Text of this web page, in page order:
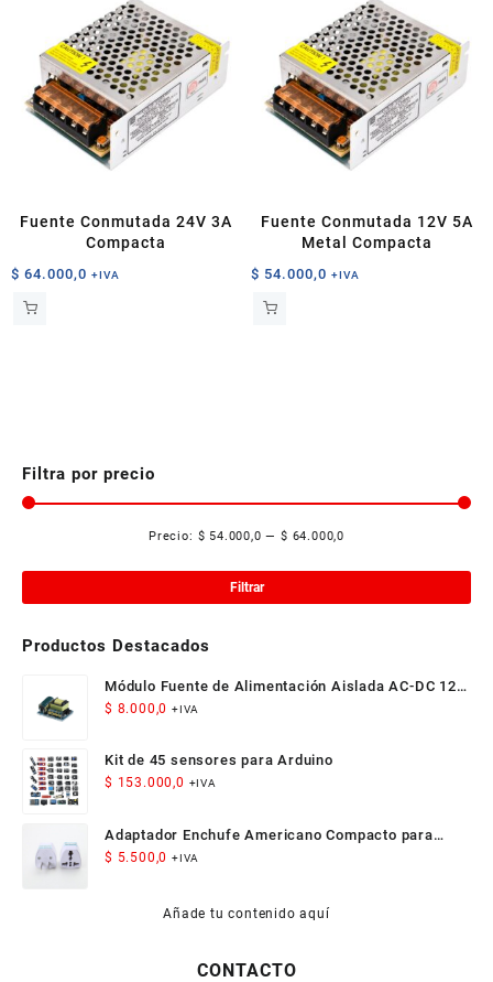
Fuente Conmutada 24V 3A
Compacta
$ 64.000,0 +IVA
Fuente Conmutada 12V 5A
Metal Compacta
$ 54.000,0 +IVA
Filtra por precio
Filtrar
Precio: $ 54.000,0 — $ 64.000,0
Productos Destacados
Módulo Fuente de Alimentación Aislada AC-DC 12V
300mA 3.5W
$ 8.000,0 +IVA
Kit de 45 sensores para Arduino
$ 153.000,0 +IVA
Adaptador Enchufe Americano Compacto para
Viaje
$ 5.500,0 +IVA
Añade tu contenido aquí
CONTACTO